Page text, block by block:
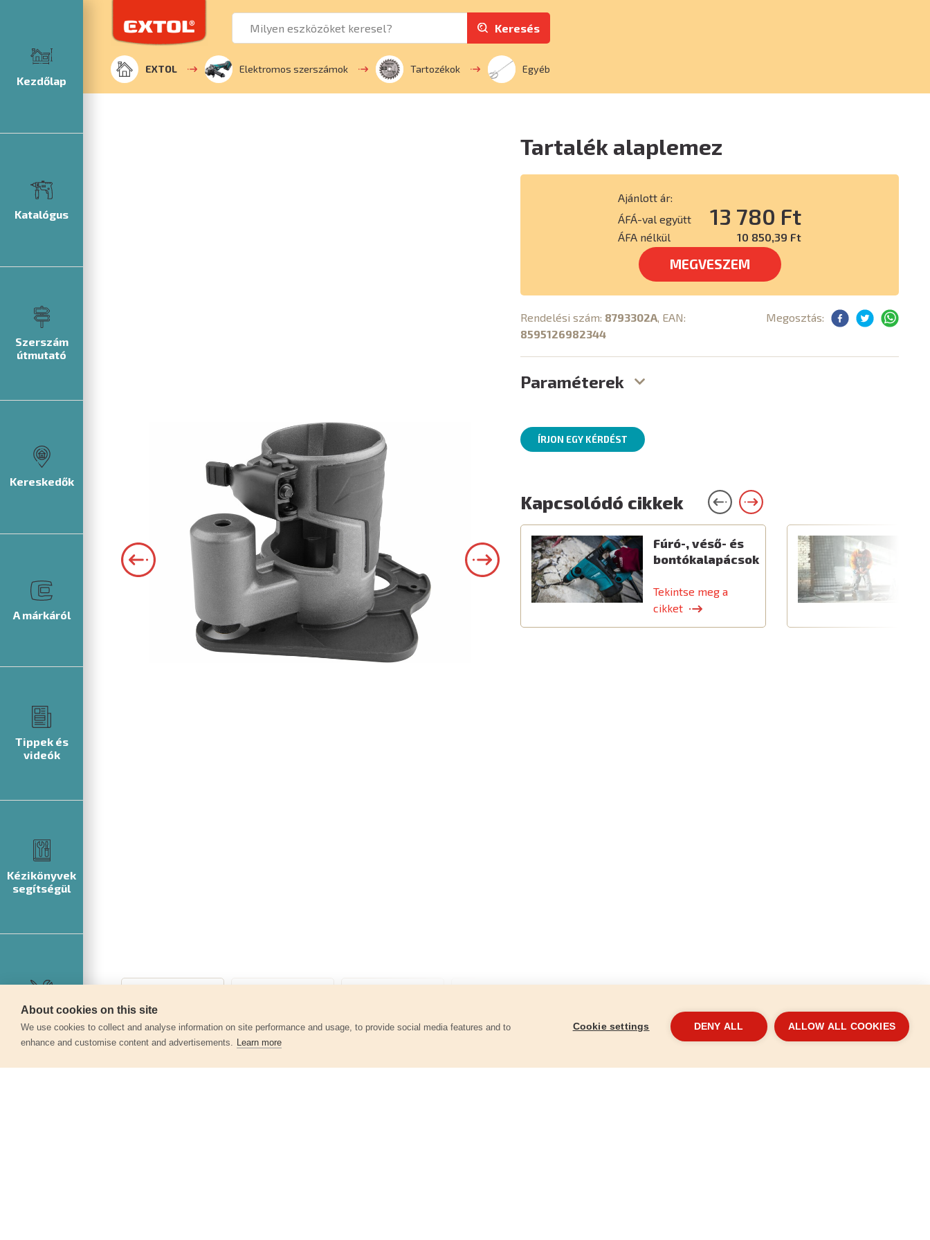
Kezdőlap
Katalógus
Szerszám
útmutató
Kereskedők
A márkáról
Tippek és
videók
Kézikönyvek
segítségül
Szerviz
Keresés
EXTOL Elektromos szerszámok Tartozékok Egyéb
Tartalék alaplemez
Ajánlott ár:
ÁFÁ-val együtt
13 780 Ft
ÁFA nélkül 10 850,39 Ft
MEGVESZEM
Rendelési szám: 8793302A, EAN:
8595126982344
Megosztás:
Paraméterek
ÍRJON EGY KÉRDÉST
Kapcsolódó cikkek
Fúró-, véső- és
bontókalapácsok
Tekintse meg a
cikket
About cookies on this site
We use cookies to collect and analyse information on site performance and usage, to provide social media features and to
enhance and customise content and advertisements. Learn more
Cookie settings DENY ALL ALLOW ALL COOKIES